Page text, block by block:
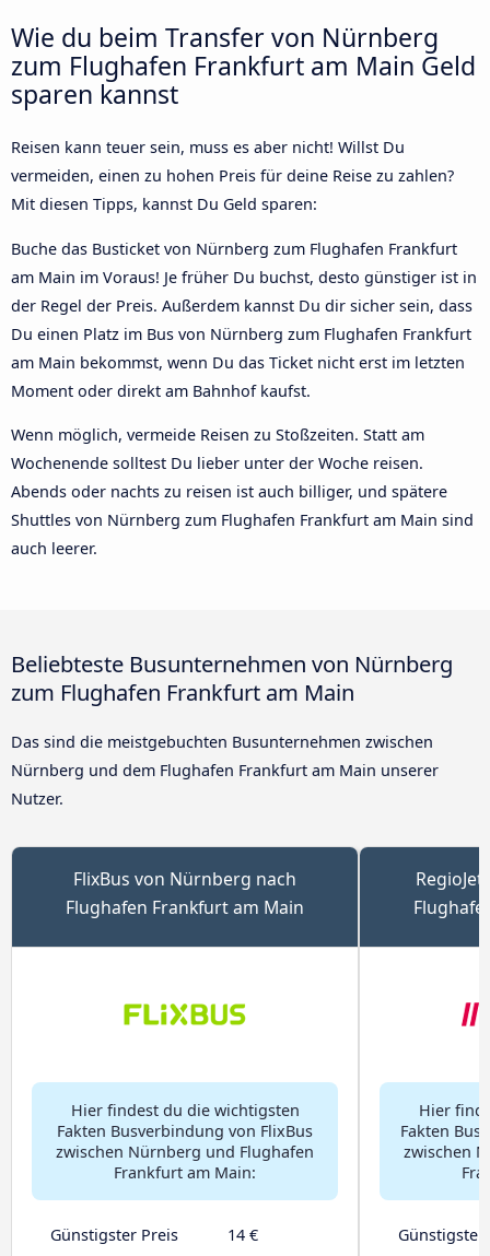
Wie du beim Transfer von Nürnberg
zum Flughafen Frankfurt am Main Geld
sparen kannst
Reisen kann teuer sein, muss es aber nicht! Willst Du
vermeiden, einen zu hohen Preis für deine Reise zu zahlen?
Mit diesen Tipps, kannst Du Geld sparen:
Buche das Busticket von Nürnberg zum Flughafen Frankfurt
am Main im Voraus! Je früher Du buchst, desto günstiger ist in
der Regel der Preis. Außerdem kannst Du dir sicher sein, dass
Du einen Platz im Bus von Nürnberg zum Flughafen Frankfurt
am Main bekommst, wenn Du das Ticket nicht erst im letzten
Moment oder direkt am Bahnhof kaufst.
Wenn möglich, vermeide Reisen zu Stoßzeiten. Statt am
Wochenende solltest Du lieber unter der Woche reisen.
Abends oder nachts zu reisen ist auch billiger, und spätere
Shuttles von Nürnberg zum Flughafen Frankfurt am Main sind
auch leerer.
Beliebteste Busunternehmen von Nürnberg
zum Flughafen Frankfurt am Main
Das sind die meistgebuchten Busunternehmen zwischen
Nürnberg und dem Flughafen Frankfurt am Main unserer
Nutzer.
FlixBus von Nürnberg nach
Flughafen Frankfurt am Main
Hier findest du die wichtigsten
Fakten Busverbindung von FlixBus
zwischen Nürnberg und Flughafen
Frankfurt am Main:
Günstigster Preis
14 €
Hier
Fakten
zwischen
Günstigster